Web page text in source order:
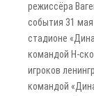
режиссёра
события 31
стадионе
командой Н-
игроков
командой